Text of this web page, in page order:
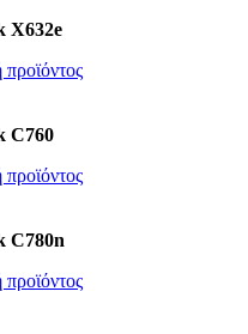
X632e
C760
C780n